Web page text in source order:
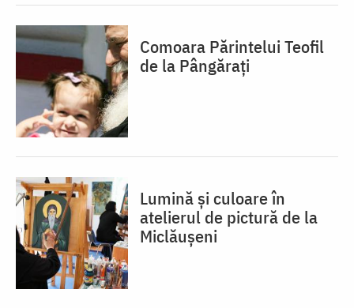
Comoara Părintelui Teofil
de la Pângărați
Lumină și culoare în
atelierul de pictură de la
Miclăușeni